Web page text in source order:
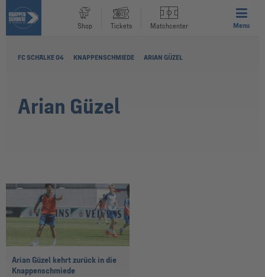
Shop Tickets Matchcenter Menu
FC SCHALKE 04 KNAPPENSCHMIEDE ARIAN GÜZEL
Arian Güzel
Arian Güzel kehrt zurück in die
Knappenschmiede